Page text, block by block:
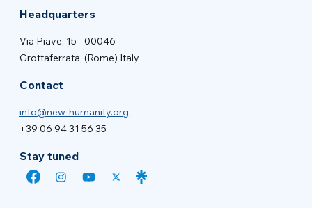
Headquarters
Via Piave, 15 - 00046
Grottaferrata, (Rome) Italy
Contact
info@new-humanity.org
+39 06 94 31 56 35
Stay tuned